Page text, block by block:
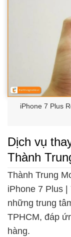
iPhone 7 Plus
Dịch vụ
Thành
Thành Trung
iPhone 7 Plus
những trung
TPHCM, đáp
hàng.